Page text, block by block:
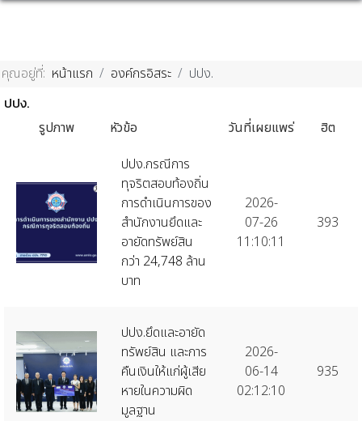
คุณอยู่ที่: หน้าแรก องค์กรอิสระ
ปปง.
ปปง.
รูปภาพ
หัวข้อ วันที่เผยแพร่
ฮิต
ปปง.กรณีการ
ทุจริตสอบท้องถิ่น
การดำเนินการของ
สำนักงานยึดและ
อายัดทรัพย์สิน
กว่า 24,748 ล้าน
บาท
2026-
07-26
11:10:11
393
ปปง.ยึดและอายัด
ทรัพย์สิน และการ
คืนเงินให้แก่ผู้เสีย
หายในความผิด
มูลฐาน
2026-
06-14
02:12:10
935